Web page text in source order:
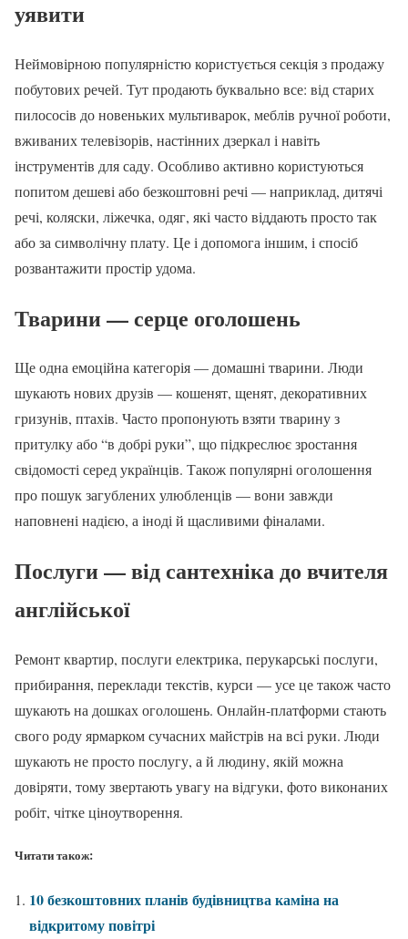
уявити
Неймовірною популярністю користується секція з продажу
побутових речей. Тут продають буквально все: від старих
пилососів до новеньких мультиварок, меблів ручної роботи,
вживаних телевізорів, настінних дзеркал і навіть
інструментів для саду. Особливо активно користуються
попитом дешеві або безкоштовні речі — наприклад, дитячі
речі, коляски, ліжечка, одяг, які часто віддають просто так
або за символічну плату. Це і допомога іншим, і спосіб
розвантажити простір удома.
Тварини — серце оголошень
Ще одна емоційна категорія — домашні тварини. Люди
шукають нових друзів — кошенят, щенят, декоративних
гризунів, птахів. Часто пропонують взяти тварину з
притулку або “в добрі руки”, що підкреслює зростання
свідомості серед українців. Також популярні оголошення
про пошук загублених улюбленців — вони завжди
наповнені надією, а іноді й щасливими фіналами.
Послуги — від сантехніка до вчителя
англійської
Ремонт квартир, послуги електрика, перукарські послуги,
прибирання, переклади текстів, курси — усе це також часто
шукають на дошках оголошень. Онлайн-платформи стають
свого роду ярмарком сучасних майстрів на всі руки. Люди
шукають не просто послугу, а й людину, якій можна
довіряти, тому звертають увагу на відгуки, фото виконаних
робіт, чітке ціноутворення.
Читати також:
10 безкоштовних планів будівництва каміна на
відкритому повітрі